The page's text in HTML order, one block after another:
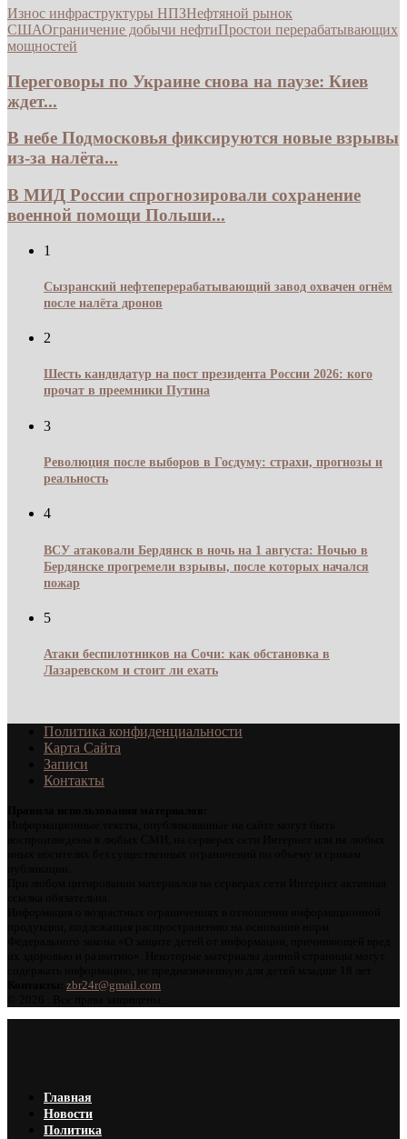
Износ инфраструктуры НПЗНефтяной рынок
СШАОграничение добычи нефтиПростои перерабатывающих
мощностей
Переговоры по Украине снова на паузе: Киев
ждет...
В небе Подмосковья фиксируются новые взрывы
из-за налёта...
В МИД России спрогнозировали сохранение
военной помощи Польши...
1
Сызранский нефтеперерабатывающий завод охвачен огнём
после налёта дронов
2
Шесть кандидатур на пост президента России 2026: кого
прочат в преемники Путина
3
Революция после выборов в Госдуму: страхи, прогнозы и
реальность
4
ВСУ атаковали Бердянск в ночь на 1 августа: Ночью в
Бердянске прогремели взрывы, после которых начался
пожар
5
Атаки беспилотников на Сочи: как обстановка в
Лазаревском и стоит ли ехать
Политика конфиденциальности
Карта Сайта
Записи
Контакты
zbr24r@gmail.com
Главная
Новости
Политика